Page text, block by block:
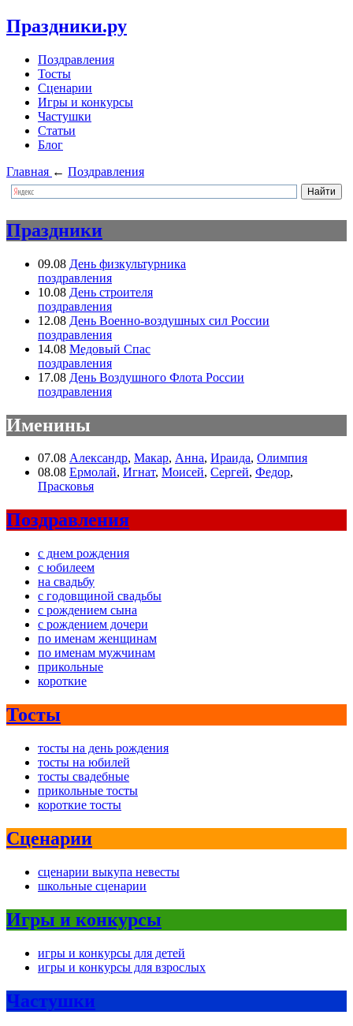
Праздники.ру
Поздравления
Тосты
Сценарии
Игры и конкурсы
Частушки
Статьи
Блог
Главная ← Поздравления
Праздники
09.08 День физкультурника
поздравления
10.08 День строителя
поздравления
12.08 День Военно-воздушных сил России
поздравления
14.08 Медовый Спас
поздравления
17.08 День Воздушного Флота России
поздравления
Именины
07.08 Александр, Макар, Анна, Ираида, Олимпия
08.08 Ермолай, Игнат, Моисей, Сергей, Федор,
Прасковья
Поздравления
с днем рождения
с юбилеем
на свадьбу
с годовщиной свадьбы
с рождением сына
с рождением дочери
по именам женщинам
по именам мужчинам
прикольные
короткие
Тосты
тосты на день рождения
тосты на юбилей
тосты свадебные
прикольные тосты
короткие тосты
Сценарии
сценарии выкупа невесты
школьные сценарии
Игры и конкурсы
игры и конкурсы для детей
игры и конкурсы для взрослых
Частушки